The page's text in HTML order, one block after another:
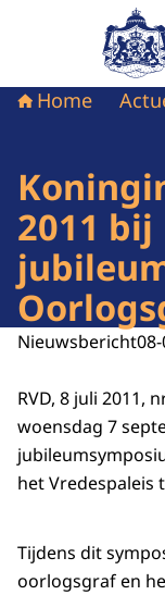
Naar
Home
2011 bij
Nieuwsbericht
RVD, 8 juli 2011,
woensdag 7
het Vredespaleis
Tijdens dit
oorlogsgraf en